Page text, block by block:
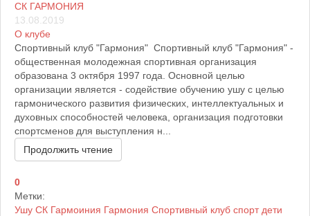
СК ГАРМОНИЯ
13.08.2019
О клубе
Спортивный клуб "Гармония" Спортивный клуб "Гармония" -
общественная молодежная спортивная организация
образована 3 октября 1997 года. Основной целью
организации является - содействие обучению ушу с целью
гармонического развития физических, интеллектуальных и
духовных способностей человека, организация подготовки
спортсменов для выступления н...
Продолжить чтение
0
Метки:
Ушу СК Гармоиния Гармония Спортивный клуб спорт дети